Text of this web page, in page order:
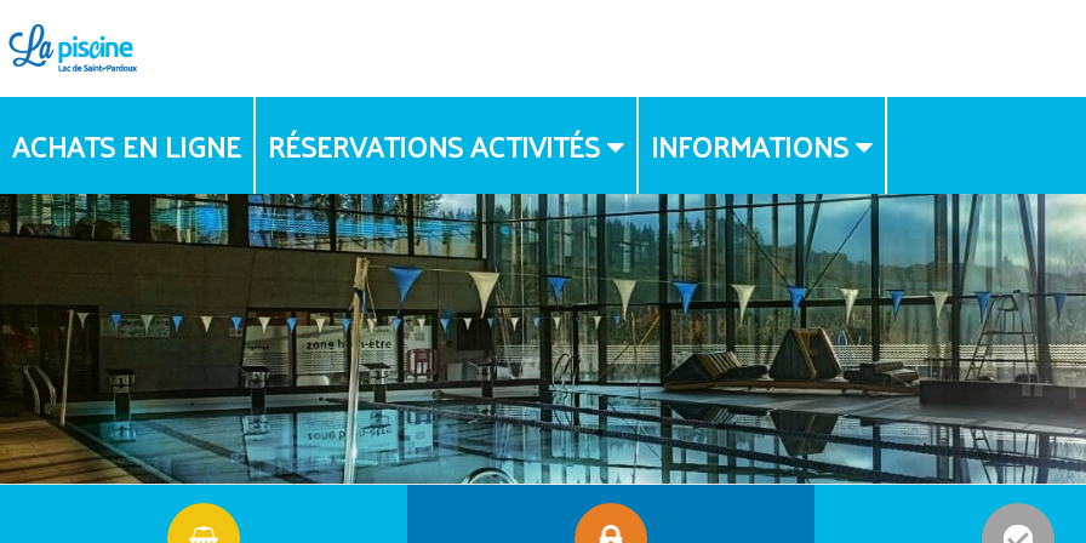
ACHATS EN LIGNE RÉSERVATIONS ACTIVITÉS
PLANNING
INFORMATIONS
FLYER
DROIT A L'IMAGE